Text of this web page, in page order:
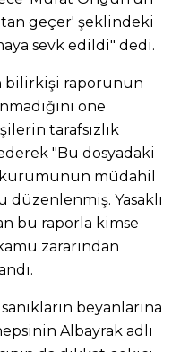
geçer' şeklindeki
sevk edildi" dedi.
bilirkişi raporunun
öne
tarafsızlık
"Bu dosyadaki
müdahil
Yasaklı
bu raporla kimse
zararından
beyanlarına
Albayrak adlı